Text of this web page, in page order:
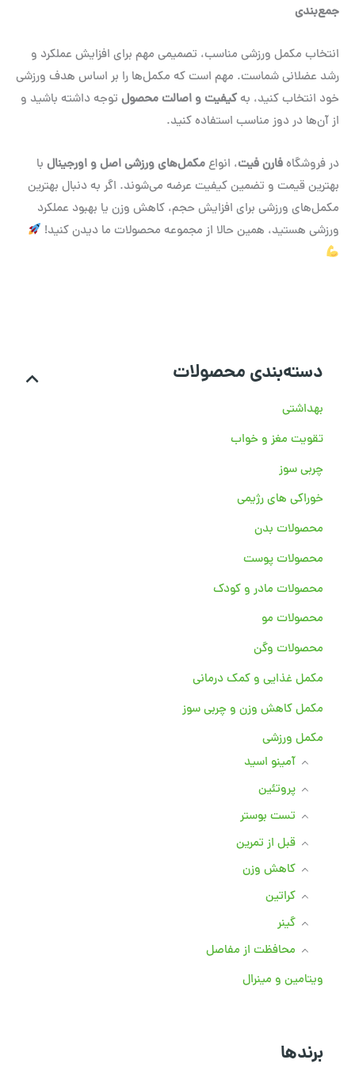
دسته‌بندی محصولات
بهداشتی
تقویت مغز و خواب
چربی سوز
خوراکی های رژیمی
محصولات بدن
محصولات پوست
محصولات مادر و کودک
محصولات مو
محصولات وگن
مکمل غذایی و کمک درمانی
مکمل کاهش وزن و چربی سوز
مکمل ورزشی
آمینو اسید
پروتئین
تست بوستر
قبل از تمرین
کاهش وزن
کراتین
گینر
محافظت از مفاصل
ویتامین و مینرال
برندها
جمع‌بندی
انتخاب مکمل ورزشی مناسب، تصمیمی مهم برای افزایش عملکرد و
رشد عضلانی شماست. مهم است که مکمل‌ها را بر اساس هدف ورزشی
خود انتخاب کنید، بهکیفیت و اصالت محصول توجه داشته باشید و
از آن‌ها در دوز مناسب استفاده کنید.
در فروشگاهفارن فیت، انواعمکمل‌های ورزشی اصل و اورجینال با
بهترین قیمت و تضمین کیفیت عرضه می‌شوند. اگر به دنبال بهترین
مکمل‌های ورزشی برای افزایش حجم، کاهش وزن یا بهبود عملکرد
ورزشی هستید، همین حالا از مجموعه محصولات ما دیدن کنید!